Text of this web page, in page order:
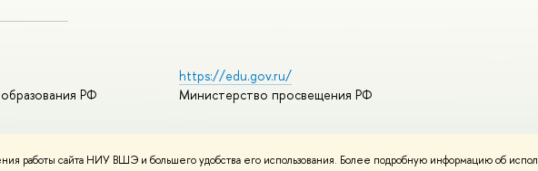
работы сайта НИУ ВШЭ и большего удобства его использования. Более подробную информацию об
РФ
https://edu.gov.ru/
Министерство просвещения РФ
Условия использования материалов Политика конфиденциальностиКарта сайта